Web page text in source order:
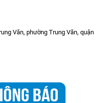
Văn, phường Trung Văn, quận